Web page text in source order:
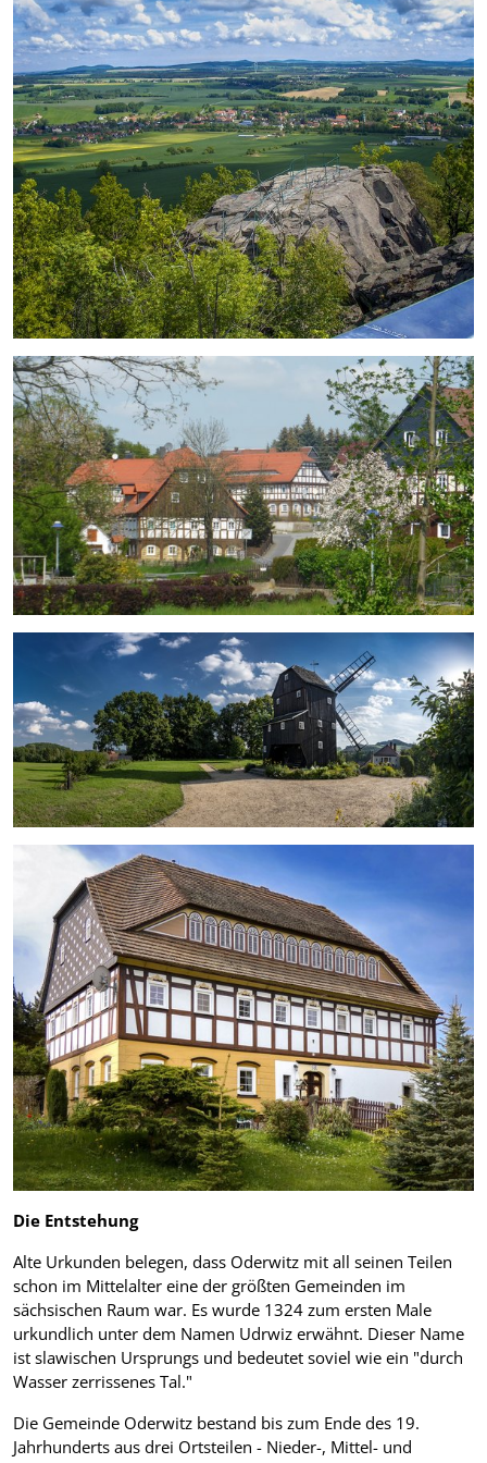
Die Entstehung
Alte Urkunden belegen, dass Oderwitz mit all seinen Teilen
schon im Mittelalter eine der größten Gemeinden im
sächsischen Raum war. Es wurde 1324 zum ersten Male
urkundlich unter dem Namen Udrwiz erwähnt. Dieser Name
ist slawischen Ursprungs und bedeutet soviel wie ein "durch
Wasser zerrissenes Tal."
Die Gemeinde Oderwitz bestand bis zum Ende des 19.
Jahrhunderts aus drei Ortsteilen - Nieder-, Mittel- und